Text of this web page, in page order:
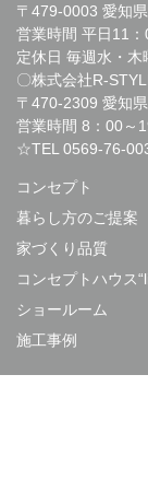
〒479-0003 愛知
営業時間 平日11
定休日 毎週水・木
〇株式会社R-
〒470-2309 愛知
営業時間 8：00
☆TEL 0569-76-
コンセプト
暮らし方のご提案
家づくり品質
コンセプトハウス
ショールーム
施工事例